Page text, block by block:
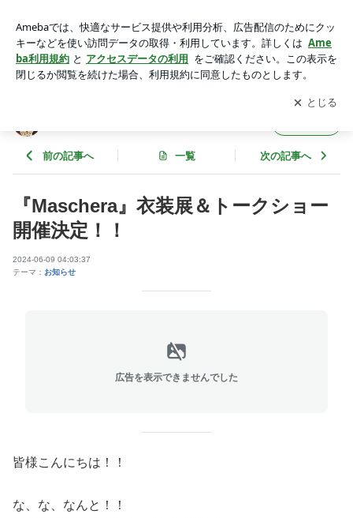
ure Newsアプリをダウンロードして ブログの更新通知
を受け取りまし
ょう。
開く
前の記事へ 一覧 次の記事へ
『Maschera』衣装展＆トークショー
開催決定！！
2024-06-09 04:03:37
テーマ： お知らせ
広告を表示できませんでした
皆様こんにちは！！
な、な、なんと！！